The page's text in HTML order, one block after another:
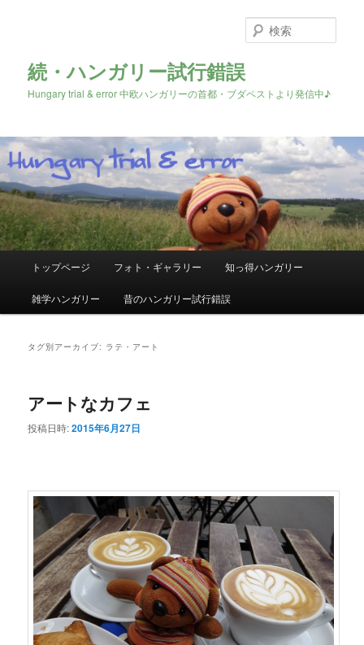
続・ハンガリー試行錯誤
Hungary trial & error 中欧ハンガリーの首都・ブダペストより発信中♪
索
メ
イ
ン
ツ
へ
移
動
サ
ブ
テ
へ
移
動
トップページ フォト・ギャラリー 知っ得ハンガリー
雑学ハンガリー 昔のハンガリー試行錯誤
タグ別アーカイブ: ラテ・アート
アートなカフェ
投稿日時:2015年6月27日